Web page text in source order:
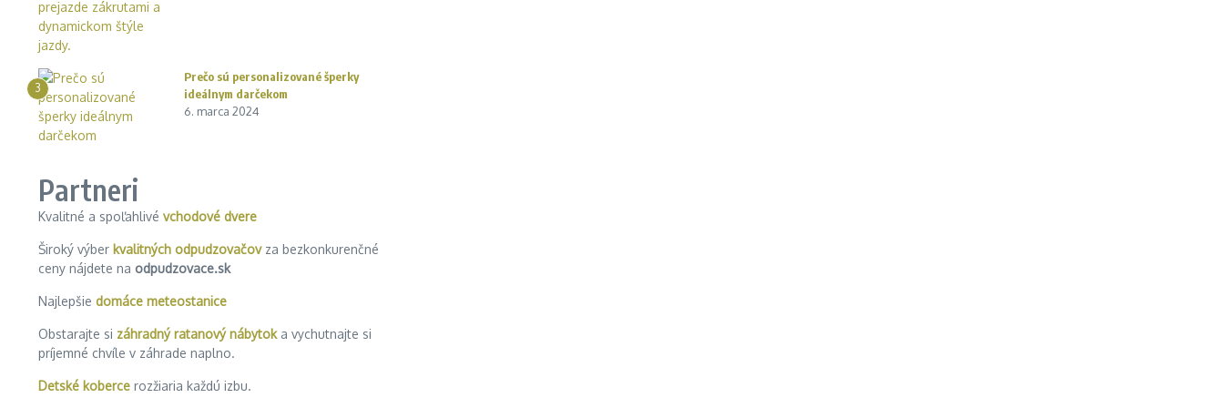
3
Prečo sú personalizované šperky
ideálnym darčekom
6. marca 2024
Partneri
Kvalitné a spoľahlivé vchodové dvere
Široký výber kvalitných odpudzovačovza bezkonkurenčné
ceny nájdete na odpudzovace.sk
Najlepšie domáce meteostanice
Obstarajte si záhradný ratanový nábytoka vychutnajte si
príjemné chvíle v záhrade naplno.
Detské koberce rozžiaria každú izbu.